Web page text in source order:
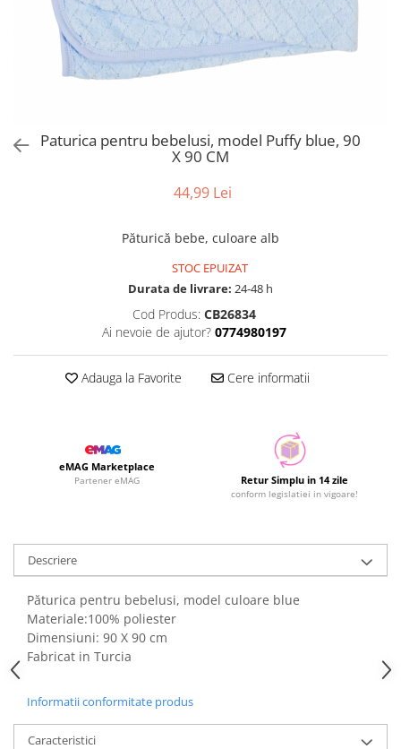
Paturica pentru bebelusi, model Puffy blue, 90
X 90 CM
44,99 Lei
Păturică bebe, culoare alb
STOC EPUIZAT
Durata de livrare: 24-48 h
Cod Produs: CB26834
Ai nevoie de ajutor? 0774980197
Adauga la Favorite Cere informatii
eMAG Marketplace
Partener eMAG Retur Simplu in 14 zile
conform legislatiei in vigoare!
Descriere
Păturica pentru bebelusi, model culoare blue
Materiale:100% poliester
Dimensiuni: 90 X 90 cm
Fabricat in Turcia
Informatii conformitate produs
Caracteristici